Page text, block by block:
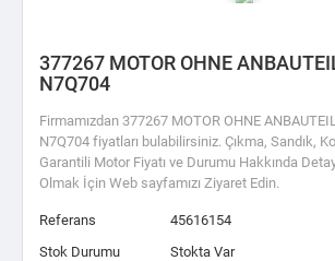
377267 MOTOR OHNE
N7Q704
Firmamızdan 377267 MOTOR OHNE
N7Q704 fiyatları bulabilirsiniz. Çıkma, Sandık,
Garantili Motor Fiyatı ve Durumu Hakkında
Olmak İçin Web sayfamızı Ziyaret Edin.
Referans
45616154
Stok Durumu
Stokta Var